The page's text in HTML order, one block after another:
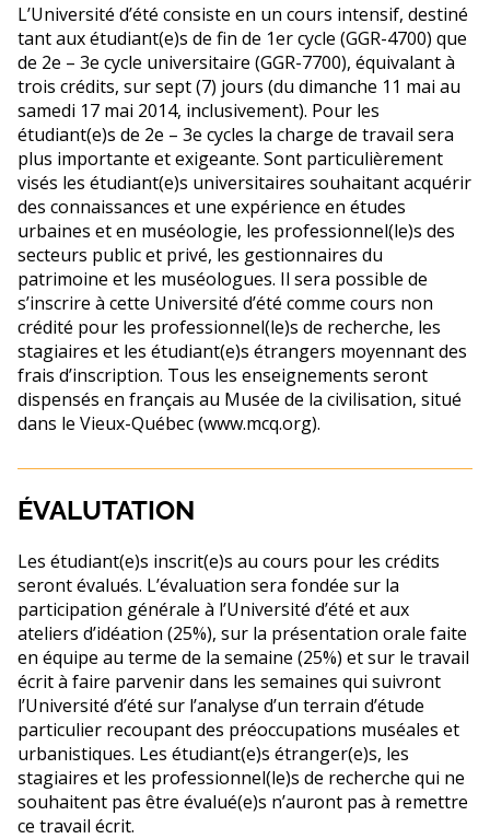
L’Université d’été consiste en un cours intensif, destiné
tant aux étudiant(e)s de fin de 1er cycle (GGR-4700) que
de 2e – 3e cycle universitaire (GGR-7700), équivalant à
trois crédits, sur sept (7) jours (du dimanche 11 mai au
samedi 17 mai 2014, inclusivement). Pour les
étudiant(e)s de 2e – 3e cycles la charge de travail sera
plus importante et exigeante. Sont particulièrement
visés les étudiant(e)s universitaires souhaitant acquérir
des connaissances et une expérience en études
urbaines et en muséologie, les professionnel(le)s des
secteurs public et privé, les gestionnaires du
patrimoine et les muséologues. Il sera possible de
s’inscrire à cette Université d’été comme cours non
crédité pour les professionnel(le)s de recherche, les
stagiaires et les étudiant(e)s étrangers moyennant des
frais d’inscription. Tous les enseignements seront
dispensés en français au Musée de la civilisation, situé
dans le Vieux-Québec (www.mcq.org).
ÉVALUTATION
Les étudiant(e)s inscrit(e)s au cours pour les crédits
seront évalués. L’évaluation sera fondée sur la
participation générale à l’Université d’été et aux
ateliers d’idéation (25%), sur la présentation orale faite
en équipe au terme de la semaine (25%) et sur le travail
écrit à faire parvenir dans les semaines qui suivront
l’Université d’été sur l’analyse d’un terrain d’étude
particulier recoupant des préoccupations muséales et
urbanistiques. Les étudiant(e)s étranger(e)s, les
stagiaires et les professionnel(le)s de recherche qui ne
souhaitent pas être évalué(e)s n’auront pas à remettre
ce travail écrit.